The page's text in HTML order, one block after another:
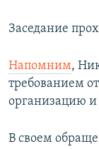
Заседание
Напомним,
требованием
организацию и
В своем